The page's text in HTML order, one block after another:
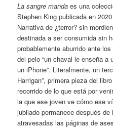
La sangre manda es una
Stephen King publicada en
Narrativa de ¿terror? sin
destinada a ser consumida sin
probablemente aburrido ante
del pelo “un chaval le enseña a
un iPhone”. Literalmente, un
Harrigan”, primera pieza del
recorrido de lo que está por
la que ese joven ve cómo ese
jubilado permanece después
atravesadas las páginas de